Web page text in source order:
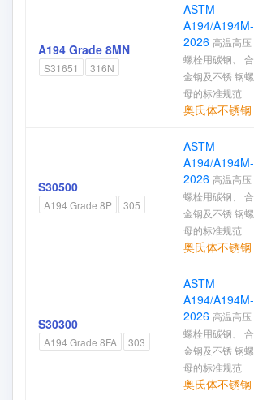
A194 Grade 8MN
S31651 316N
ASTM
A194/A194M-
2026 高温高压
螺栓用碳钢、 合
金钢及不锈 钢螺
母的标准规范
奥氏体不锈钢
S30500
A194 Grade 8P 305
ASTM
A194/A194M-
2026 高温高压
螺栓用碳钢、 合
金钢及不锈 钢螺
母的标准规范
奥氏体不锈钢
S30300
A194 Grade 8FA 303
ASTM
A194/A194M-
2026 高温高压
螺栓用碳钢、 合
金钢及不锈 钢螺
母的标准规范
奥氏体不锈钢